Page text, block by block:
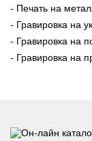
- Печать на
- Гравировка на
- Гравировка на
- Гравировка на